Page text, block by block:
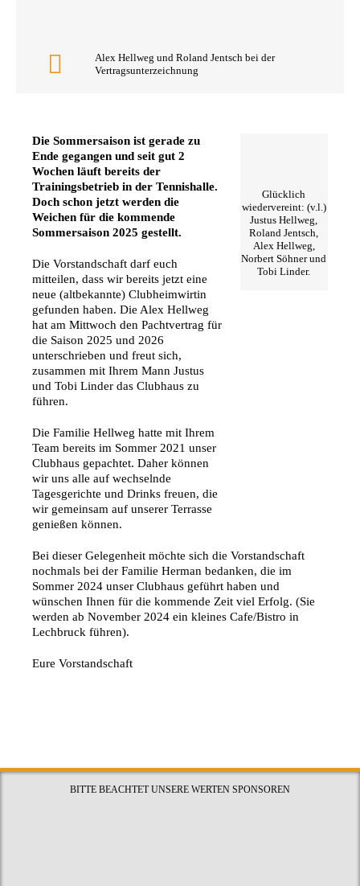
Alex Hellweg und Roland Jentsch bei der
Vertragsunterzeichnung
Die Sommersaison ist gerade zu
Ende gegangen und seit gut 2
Wochen läuft bereits der
Trainingsbetrieb in der Tennishalle.
Doch schon jetzt werden die
Weichen für die kommende
Sommersaison 2025 gestellt.
Die Vorstandschaft darf euch
mitteilen, dass wir bereits jetzt eine
neue (altbekannte) Clubheimwirtin
gefunden haben. Die Alex Hellweg
hat am Mittwoch den Pachtvertrag für
die Saison 2025 und 2026
unterschrieben und freut sich,
zusammen mit Ihrem Mann Justus
und Tobi Linder das Clubhaus zu
führen.
Die Familie Hellweg hatte mit Ihrem
Team bereits im Sommer 2021 unser
Clubhaus gepachtet. Daher können
wir uns alle auf wechselnde
Tagesgerichte und Drinks freuen, die
wir gemeinsam auf unserer Terrasse
genießen können.
Glücklich
wiedervereint: (v.l.)
Justus Hellweg,
Roland Jentsch,
Alex Hellweg,
Norbert Söhner und
Tobi Linder.
Bei dieser Gelegenheit möchte sich die Vorstandschaft
nochmals bei der Familie Herman bedanken, die im
Sommer 2024 unser Clubhaus geführt haben und
wünschen Ihnen für die kommende Zeit viel Erfolg. (Sie
werden ab November 2024 ein kleines Cafe/Bistro in
Lechbruck führen).
Eure Vorstandschaft
BITTE BEACHTET UNSERE WERTEN SPONSOREN